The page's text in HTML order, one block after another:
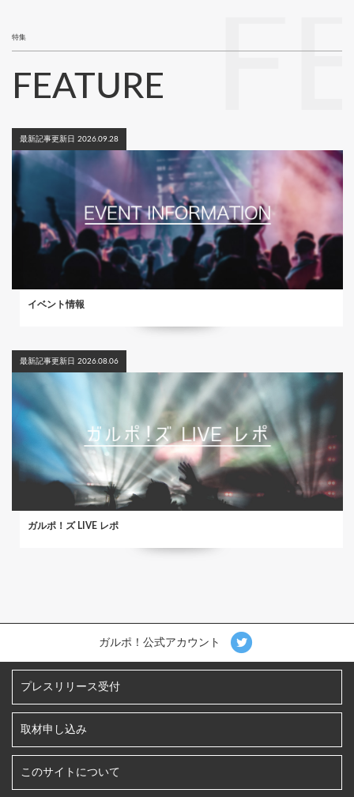
特集
FEATURE
最新記事更新日 2026.09.28
イベント情報
最新記事更新日 2026.08.06
ガルポ！ズ LIVE レポ
ガルポ！公式アカウント
プレスリリース受付
取材申し込み
このサイトについて